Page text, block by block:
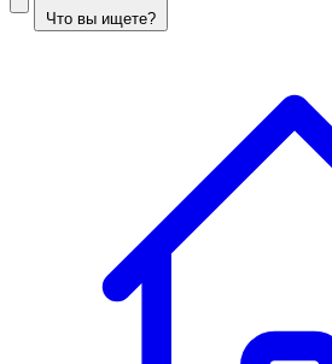
Что вы ищете?